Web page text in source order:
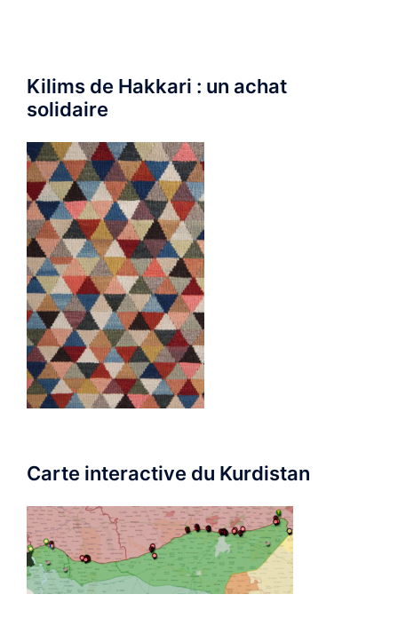
Kilims de Hakkari : un achat
solidaire
Carte interactive du Kurdistan